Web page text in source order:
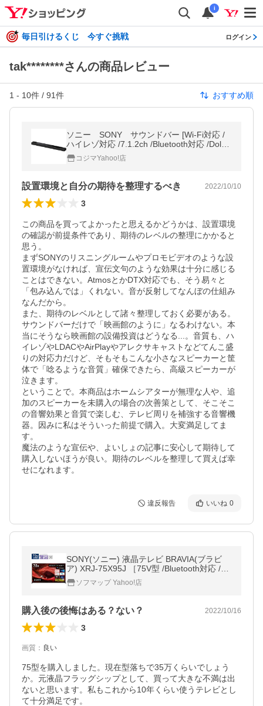
i
毎日引けるくじ 今すぐ挑戦 ログイン
tak********さんの商品レビュー
1 - 10件 / 91件 おすすめ順
ソニー SONY サウンドバー [Wi-Fi対応 /
ハイレゾ対応 /7.1.2ch /Bluetooth対応 /Dolby
Atmos対応] HT-A7000
コジマYahoo!店
設置環境と自分の期待を整理するべき 2022/10/10
3
この商品を買ってよかったと思えるかどうかは、設置環境
の確認が前提条件であり、期待のレベルの整理にかかると
思う。
まずSONYのリスニングルームやプロモビデオのような設
置環境がなければ、宣伝文句のような効果は十分に感じる
ことはできない。AtmosとかDTX対応でも、そう易々と
「包み込んでは」くれない。音が反射してなんぼの仕組み
なんだから。
また、期待のレベルとして諸々整理しておく必要がある。
サウンドバーだけで「映画館のように」なるわけない。本
当にそうなら映画館の設備投資はどうなる...。音質も、ハ
イレゾやLDACやAirPlayやアレクサキャストなどてんこ盛
りの対応力だけど、そもそもこんな小さなスピーカーと筐
体で「唸るような音質」確保できたら、高級スピーカーが
泣きます。
ということで。本商品はホームシアターが無理な人や、追
加のスピーカーを未購入の場合の次善策として、そこそこ
の音響効果と音質で楽しむ、テレビ周りを補強する音響機
器。因みに私はそういった前提で購入。大変満足してま
す。
魔法のような宣伝や、よいしょの記事に安心して期待して
購入しないほうが良い。期待のレベルを整理して買えば幸
せになれます。
違反報告 いいね 0
SONY(ソニー) 液晶テレビ BRAVIA(ブラビ
ア) XRJ-75X95J ［75V型 /Bluetooth対応 /4K
対応 /BS・CS 4Kチューナー内蔵 /YouTube
対応］ 【お届け日時指定不可】
ソフマップ Yahoo!店
購入後の後悔はある？ない？ 2022/10/16
3
画質 ： 良い
75型を購入しました。現在型落ちで35万くらいでしょう
か。元液晶フラッグシップとして、買って大きな不満は出
ないと思います。私もこれから10年くらい使うテレビとし
て十分満足です。